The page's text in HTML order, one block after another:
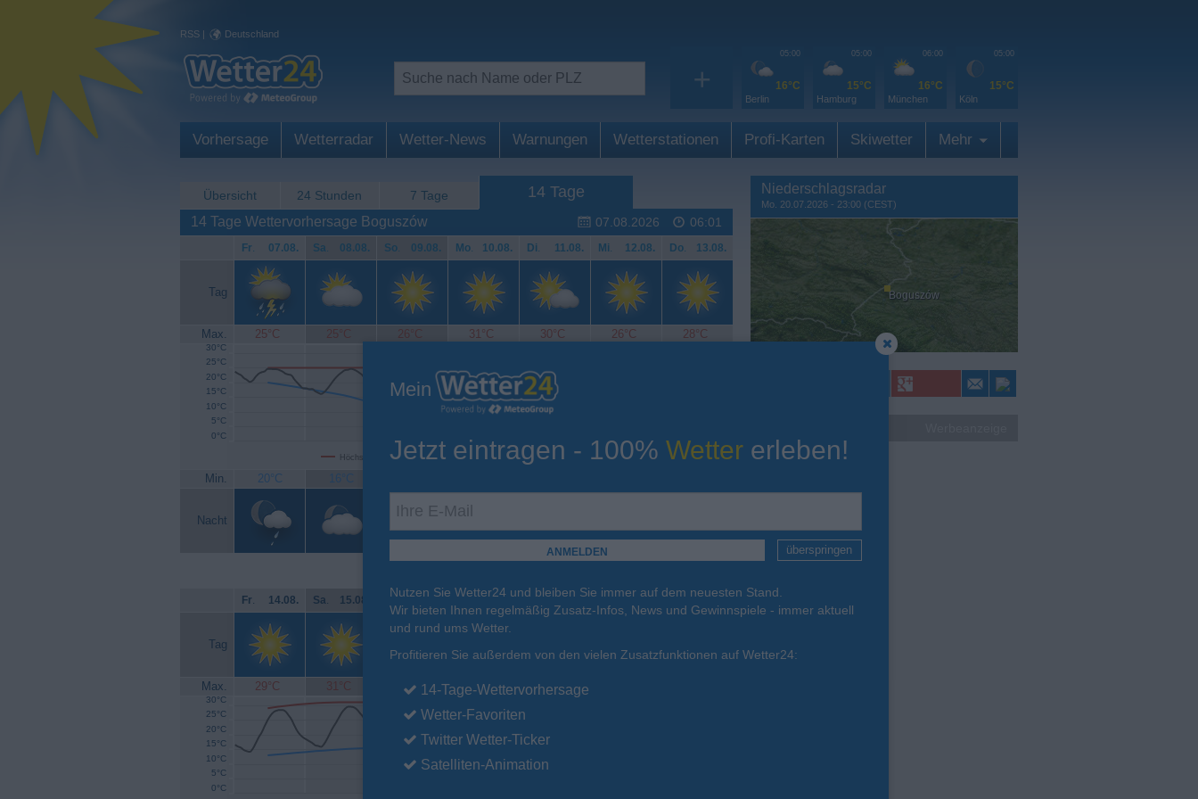
RSS | Deutschland
+
05:00
16°C
Berlin
05:00
15°C
Hamburg
06:00
16°C
München
05:00
15°C
Köln
Vorhersage Wetterradar Wetter-News Warnungen Wetterstationen Profi-Karten Skiwetter Mehr
Übersicht 24 Stunden 7 Tage 14 Tage
07.08.2026 06:01
14 Tage Wettervorhersage Boguszów
Fr. 07.08. Sa. 08.08. So. 09.08. Mo. 10.08. Di. 11.08. Mi. 12.08. Do. 13.08.
Tag
Max. 25°C 25°C 26°C 31°C 30°C 26°C 28°C
Höchsttemperatur Tiefsttemperatur Aktuelle Temperatur
0°C
5°C
10°C
15°C
20°C
25°C
30°C
Min. 20°C 16°C
Nacht
Fr. 14.08. Sa. 15.08. So. 16.08. Mo. 17.08. Di. 18.08. Mi. 19.08. Do. 20.08.
Tag
Max. 29°C 31°C 31°C 30°C 27°C
0°C
5°C
10°C
15°C
20°C
25°C
30°C
Niederschlagsradar
Mo. 20.07.2026 - 23:00 (CEST)
Boguszów
Mein
Jetzt eintragen - 100% Wetter erleben!
überspringen
Nutzen Sie Wetter24 und bleiben Sie immer auf dem neuesten Stand.
Wir bieten Ihnen regelmäßig Zusatz-Infos, News und Gewinnspiele - immer aktuell
und rund ums Wetter.
Profitieren Sie außerdem von den vielen Zusatzfunktionen auf Wetter24:
14-Tage-Wettervorhersage
Wetter-Favoriten
Twitter Wetter-Ticker
Satelliten-Animation